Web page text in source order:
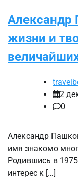
Александр
жизни и
2
0
Александр
имя знакомо
Родившись в
интерес к […]